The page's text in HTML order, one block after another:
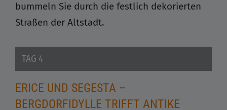
bummeln Sie durch die festlich dekorierten
Straßen der Altstadt.
TAG 4
ERICE UND SEGESTA –
BERGDORFIDYLLE TRIFFT ANTIKE